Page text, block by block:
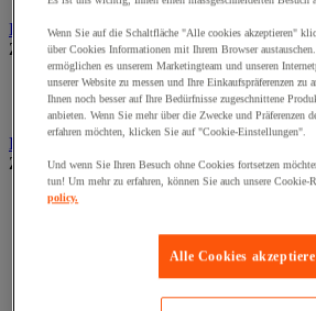
Elektrowerkzeug
Zur gesamten Produktgruppe
Elektrowerkzeug mit Kabel
Kabelloses Elektrowerkzeug
Kleben und Abdichten
Zur gesamten Produktgruppe
Industrie- und Wartungskleber
Klebstoff und Dichtmasse zur
Oberflächenbehandlung- und
Zubehör zum Kleben und Abdichten
Wenn Sie auf die Schaltfläche "Alle cookies akzeptieren"
über Cookies Informationen mit Ihrem Browser
ermöglichen es unserem Marketingteam und unseren
unserer Website zu messen und Ihre Einkaufspräferenzen zu
Ihnen noch besser auf Ihre Bedürfnisse zugeschnittene
anbieten. Wenn Sie mehr über die Zwecke und Präferenzen
erfahren möchten, klicken Sie auf "Cookie-Einstellungen".
Und wenn Sie Ihren Besuch ohne Cookies fortsetzen
tun! Um mehr zu erfahren, können Sie auch unsere Cookie-
policy.
Alle Cookies